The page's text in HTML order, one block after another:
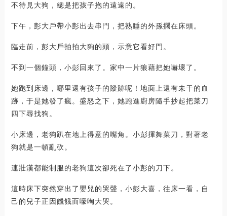
不待見大狗，總是把孩子抱的遠遠的。
下午，彭大戶帶小彭出去串門，把熟睡的外孫擱在床頭。
臨走前，彭大戶拍拍大狗的頭，示意它看好門。
不到一個鐘頭，小彭回來了。家中一片狼藉把她嚇壞了。
她跑到床邊，哪里還有孩子的蹤跡呢！地面上還有未干的血
跡，于是她發了瘋。盛怒之下，她跑進廚房隨手抄起把菜刀
四下尋找狗。
小床邊，老狗趴在地上得意的嘴角。小彭揮舞菜刀，對著老
狗就是一頓亂砍。
連壯漢都能制服的老狗這次卻死在了小彭的刀下。
這時床下突然穿出了嬰兒的哭聲，小彭大喜，往床一看，自
己的兒子正因饑餓而嚎啕大哭。